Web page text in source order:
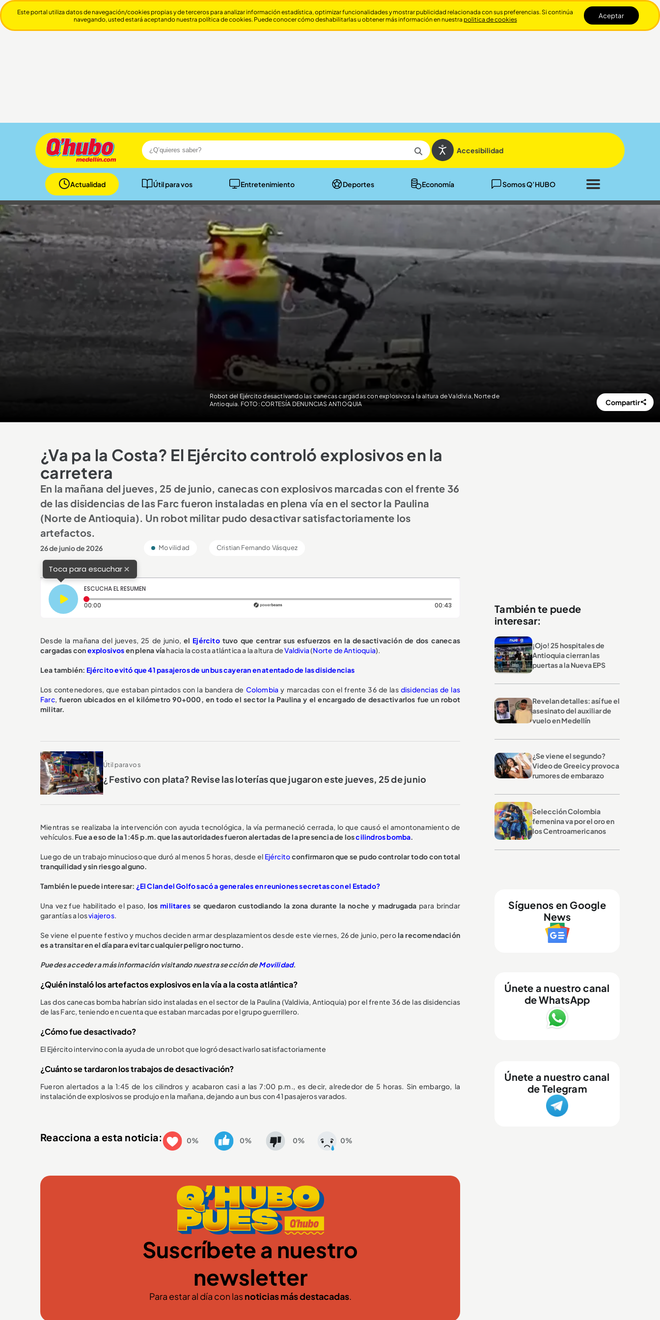
Accesibilidad
Actualidad Útil para vos Entretenimiento Deportes Economía Somos Q’HUBO
Cerrar
Robot del Ejército desactivando las canecas cargadas con explosivos a la altura de Valdivia, Norte de
Antioquia. FOTO: CORTESÍA DENUNCIAS ANTIOQUIA
Compartir
¿Va pa la Costa? El Ejército controló explosivos en la
carretera
En la mañana del jueves, 25 de junio, canecas con explosivos marcadas con el frente 36
de las disidencias de las Farc fueron instaladas en plena vía en el sector la Paulina
(Norte de Antioquia). Un robot militar pudo desactivar satisfactoriamente los
artefactos.
26 de junio de 2026 Movilidad Cristian Fernando Vásquez
Toca para escuchar×
ESCUCHA EL RESUMEN
00:00
00:43Duración: 43 segundos
Desde la mañana del jueves, 25 de junio, el Ejércitotuvo que centrar sus esfuerzos en la desactivación de dos canecas
cargadas conexplosivosen plena víahacia la costa atlántica a la altura deValdivia(Norte de Antioquia).
Lea también: Ejército evitó que 41 pasajeros de un bus cayeran en atentado de las disidencias
Los contenedores, que estaban pintados con la bandera de Colombia y marcadas con el frente 36 de las disidencias de las
Farc,fueron ubicados en el kilómetro 90+000, en todo el sector la Paulina y el encargado de desactivarlos fue un robot
militar.
Útil para vos
¿Festivo con plata? Revise las loterías que jugaron este jueves, 25 de junio
Mientras se realizaba la intervención con ayuda tecnológica, la vía permaneció cerrada, lo que causó el amontonamiento de
vehículos. Fue a eso de la 1:45 p.m. que las autoridades fueron alertadas de la presencia de loscilindros bomba.
Luego de un trabajo minucioso que duró al menos 5 horas, desde el Ejércitoconfirmaron que se pudo controlar todo con total
tranquilidad y sin riesgo alguno.
También le puede interesar: ¿El Clan del Golfo sacó a generales en reuniones secretas con el Estado?
Una vez fue habilitado el paso, losmilitares se quedaron custodiando la zona durante la noche y madrugada para brindar
garantías a losviajeros.
Se viene el puente festivo y muchos deciden armar desplazamientos desde este viernes, 26 de junio, perola recomendación
es a transitar en el día para evitar cualquier peligro nocturno.
Puedes acceder a más información visitando nuestra sección deMovilidad.
¿Quién instaló los artefactos explosivos en la vía a la costa atlántica?
Las dos canecas bomba habrían sido instaladas en el sector de la Paulina (Valdivia, Antioquia) por el frente 36 de las disidencias
de las Farc, teniendo en cuenta que estaban marcadas por el grupo guerrillero.
¿Cómo fue desactivado?
El Ejército intervino con la ayuda de un robot que logró desactivarlo satisfactoriamente
¿Cuánto se tardaron los trabajos de desactivación?
Fueron alertados a la 1:45 de los cilindros y acabaron casi a las 7:00 p.m., es decir, alrededor de 5 horas. Sin embargo, la
instalación de explosivos se produjo en la mañana, dejando a un bus con 41 pasajeros varados.
Reacciona a esta noticia: 0% 0% 0% 0%
Suscríbete a nuestro
newsletter
Para estar al día con lasnoticias más destacadas.
También te puede
interesar:
¡Ojo! 25 hospitales de
Antioquia cierran las
puertas a la Nueva EPS
Revelan detalles: así fue el
asesinato del auxiliar de
vuelo en Medellín
¿Se viene el segundo?
Video de Greeicy provoca
rumores de embarazo
Selección Colombia
femenina va por el oro en
los Centroamericanos
Síguenos en Google
News
Únete a nuestro canal
de WhatsApp
Únete a nuestro canal
de Telegram
Este portal utiliza datos de navegación/cookies propias y de terceros para analizar información estadística, optimizar funcionalidades y mostrar publicidad relacionada con sus preferencias. Si continúa
navegando, usted estará aceptando nuestra política de cookies. Puede conocer cómo deshabilitarlas u obtener más información en nuestra politica de cookies Aceptar